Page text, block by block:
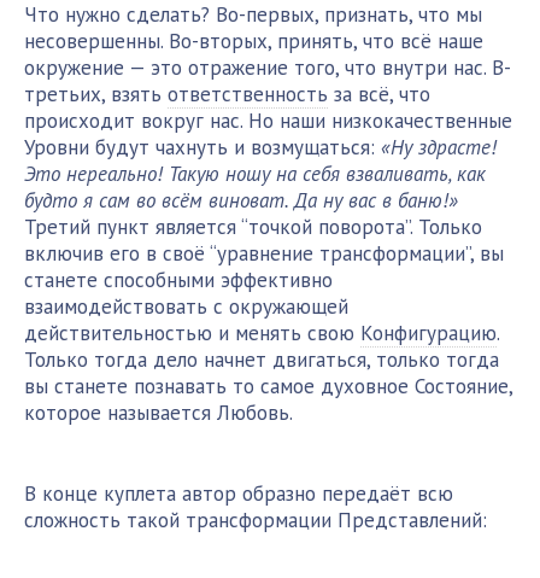
Что нужно сделать? Во-первых, признать, что мы
несовершенны. Во-вторых, принять, что всё наше
окружение — это отражение того, что внутри нас. В-
третьих, взять ответственность за всё, что
происходит вокруг нас. Но наши низкокачественные
Уровни будут чахнуть и возмущаться: «Ну здрасте!
Это нереально! Такую ношу на себя взваливать, как
будто я сам во всём виноват. Да ну вас в баню!»
Третий пункт является “точкой поворота”. Только
включив его в своё “уравнение трансформации”, вы
станете способными эффективно
взаимодействовать с окружающей
действительностью и менять свою Конфигурацию.
Только тогда дело начнет двигаться, только тогда
вы станете познавать то самое духовное Состояние,
которое называется Любовь.
В конце куплета автор образно передаёт всю
сложность такой трансформации Представлений: